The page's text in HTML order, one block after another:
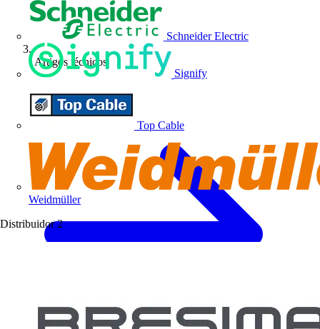
Schneider Electric
Signify
Top Cable
Weidmüller
Distribuidor 2
Artigos técnicos